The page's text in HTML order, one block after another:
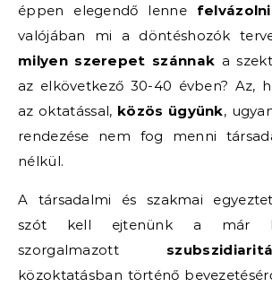
éppen elegendő lenne felvázolni
valójában mi a döntéshozók
milyen szerepet szánnak a
az elkövetkező 30-40 évben? Az,
az oktatással, közös ügyünk,
rendezése nem fog menni
nélkül.
A társadalmi és szakmai
szót kell ejtenünk a már
szorgalmazott
közoktatásban történő